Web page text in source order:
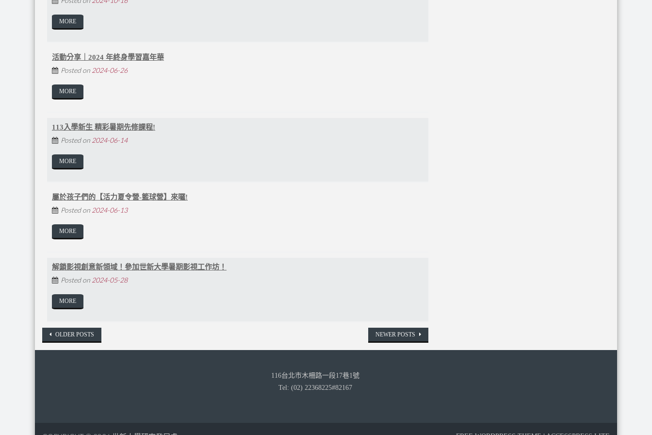
MORE
活動分享｜2024 年終身學習嘉年華
Posted on 2024-06-26
MORE
113入學新生 精彩暑期先修課程!
Posted on 2024-06-14
MORE
屬於孩子們的【活力夏令營-籃球營】來囉!
Posted on 2024-06-13
MORE
解鎖影視創意新領域！參加世新大學暑期影視工作坊！
Posted on 2024-05-28
MORE
Posts navigation
OLDER POSTS NEWER POSTS
116台北市木柵路一段17巷1號
Tel: (02) 22368225#82167